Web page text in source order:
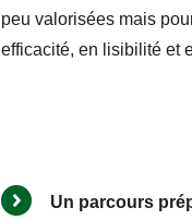
peu valorisées mais
efficacité, en lisibilité et
Un parcours